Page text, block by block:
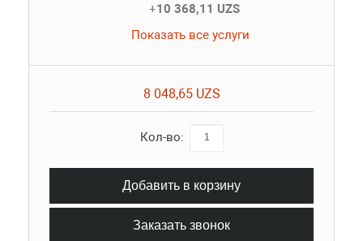
+10 368,11 UZS
Показать все услуги
8 048,65 UZS
Кол-во:
Добавить в корзину
Заказать звонок